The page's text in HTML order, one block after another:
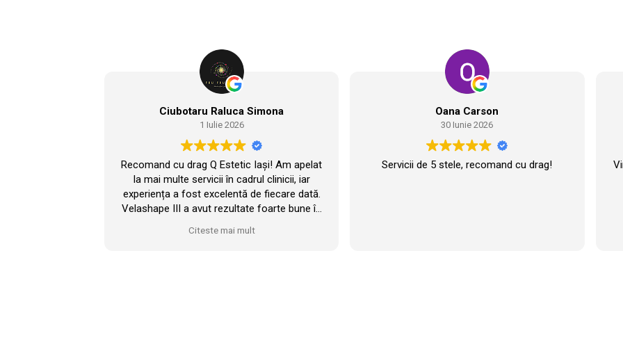
Ciubotaru Raluca Simona
1 Iulie 2026
Recomand cu drag Q Estetic Iași! Am apelat
la mai multe servicii în cadrul clinicii, iar
experiența a fost excelentă de fiecare dată.
Velashape III a avut rezultate foarte bune în
Citeste mai mult
Oana Carson
30 Iunie 2026
Servicii de 5 stele, recomand cu drag!